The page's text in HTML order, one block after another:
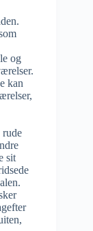
og
kan
rude
sit